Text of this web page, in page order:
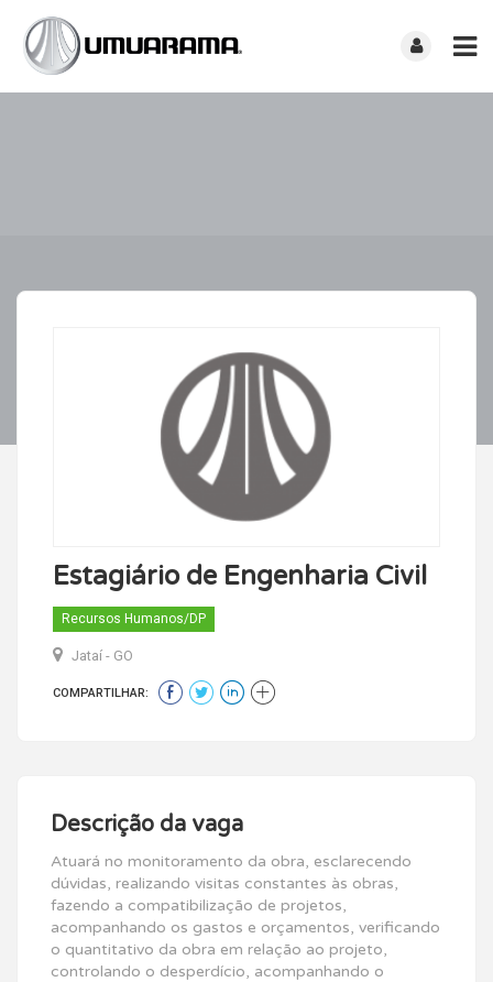
Estagiário de Engenharia Civil
Recursos Humanos/DP
Jataí - GO
COMPARTILHAR:
Descrição da vaga
Atuará no monitoramento da obra, esclarecendo
dúvidas, realizando visitas constantes às obras,
fazendo a compatibilização de projetos,
acompanhando os gastos e orçamentos, verificando
o quantitativo da obra em relação ao projeto,
controlando o desperdício, acompanhando o